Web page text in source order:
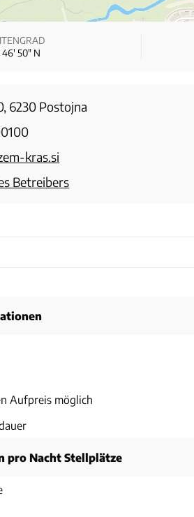
50″ N
6230 Postojna
kras.si
Betreibers
Aufpreis möglich
pro Nacht Stellplätze